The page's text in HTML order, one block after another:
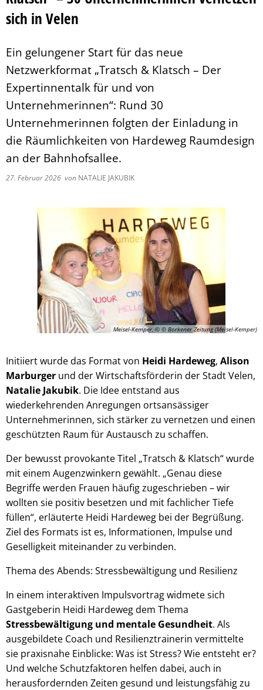
sich in Velen
Ein gelungener Start für das neue
Netzwerkformat „Tratsch & Klatsch – Der
Expertinnentalk für und von
Unternehmerinnen“: Rund 30
Unternehmerinnen folgten der Einladung in
die Räumlichkeiten von Hardeweg Raumdesign
an der Bahnhofsallee.
27. Februar 2026 von NATALIE JAKUBIK
Meisel-Kemper, © © Borkener Zeitung (Meisel-Kemper)
Initiiert wurde das Format von Heidi Hardeweg, Alison
Marburger und der Wirtschaftsförderin der Stadt Velen,
Natalie Jakubik. Die Idee entstand aus
wiederkehrenden Anregungen ortsansässiger
Unternehmerinnen, sich stärker zu vernetzen und einen
geschützten Raum für Austausch zu schaffen.
Der bewusst provokante Titel „Tratsch & Klatsch“ wurde
mit einem Augenzwinkern gewählt. „Genau diese
Begriffe werden Frauen häufig zugeschrieben – wir
wollten sie positiv besetzen und mit fachlicher Tiefe
füllen“, erläuterte Heidi Hardeweg bei der Begrüßung.
Ziel des Formats ist es, Informationen, Impulse und
Geselligkeit miteinander zu verbinden.
Thema des Abends: Stressbewältigung und Resilienz
In einem interaktiven Impulsvortrag widmete sich
Gastgeberin Heidi Hardeweg dem Thema
Stressbewältigung und mentale Gesundheit. Als
ausgebildete Coach und Resilienztrainerin vermittelte
sie praxisnahe Einblicke: Was ist Stress? Wie entsteht er?
Und welche Schutzfaktoren helfen dabei, auch in
herausfordernden Zeiten gesund und leistungsfähig zu